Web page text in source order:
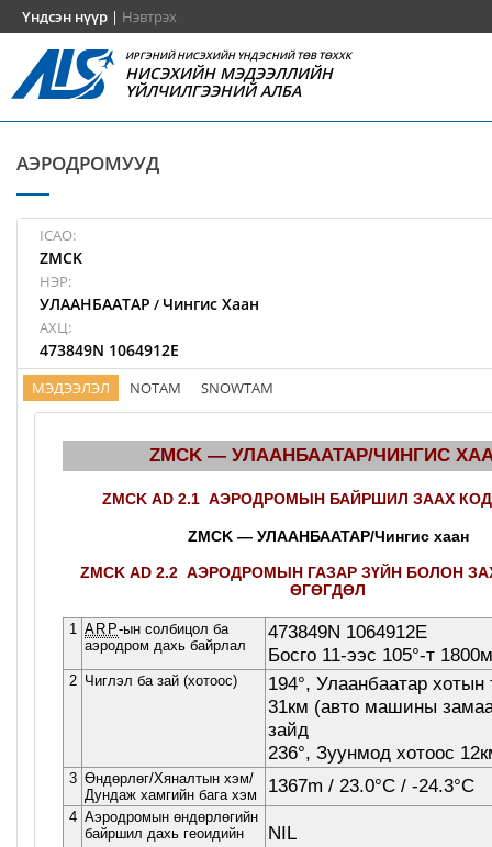
Үндсэн нүүр | Нэвтрэх
ИРГЭНИЙ НИСЭХИЙН ҮНДЭСНИЙ ТӨВ ТӨХХК
НИСЭХИЙН МЭДЭЭЛЛИЙН
ҮЙЛЧИЛГЭЭНИЙ АЛБА
АЭРОДРОМУУД
ICAO:
ZMCK
НЭР:
УЛААНБААТАР / Чингис Хаан
АХЦ:
473849N 1064912E
МЭДЭЭЛЭЛ NOTAM SNOWTAM